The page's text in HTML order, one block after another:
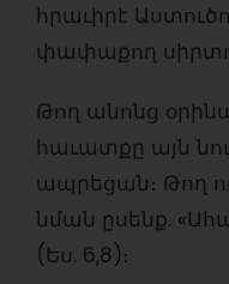
հրաւիրէ
փափաքող
Թող անոնց
հաւատքը այն
ապրեցան։ Թող
նման ըսենք. «Ահա
(Ես. 6,8)։